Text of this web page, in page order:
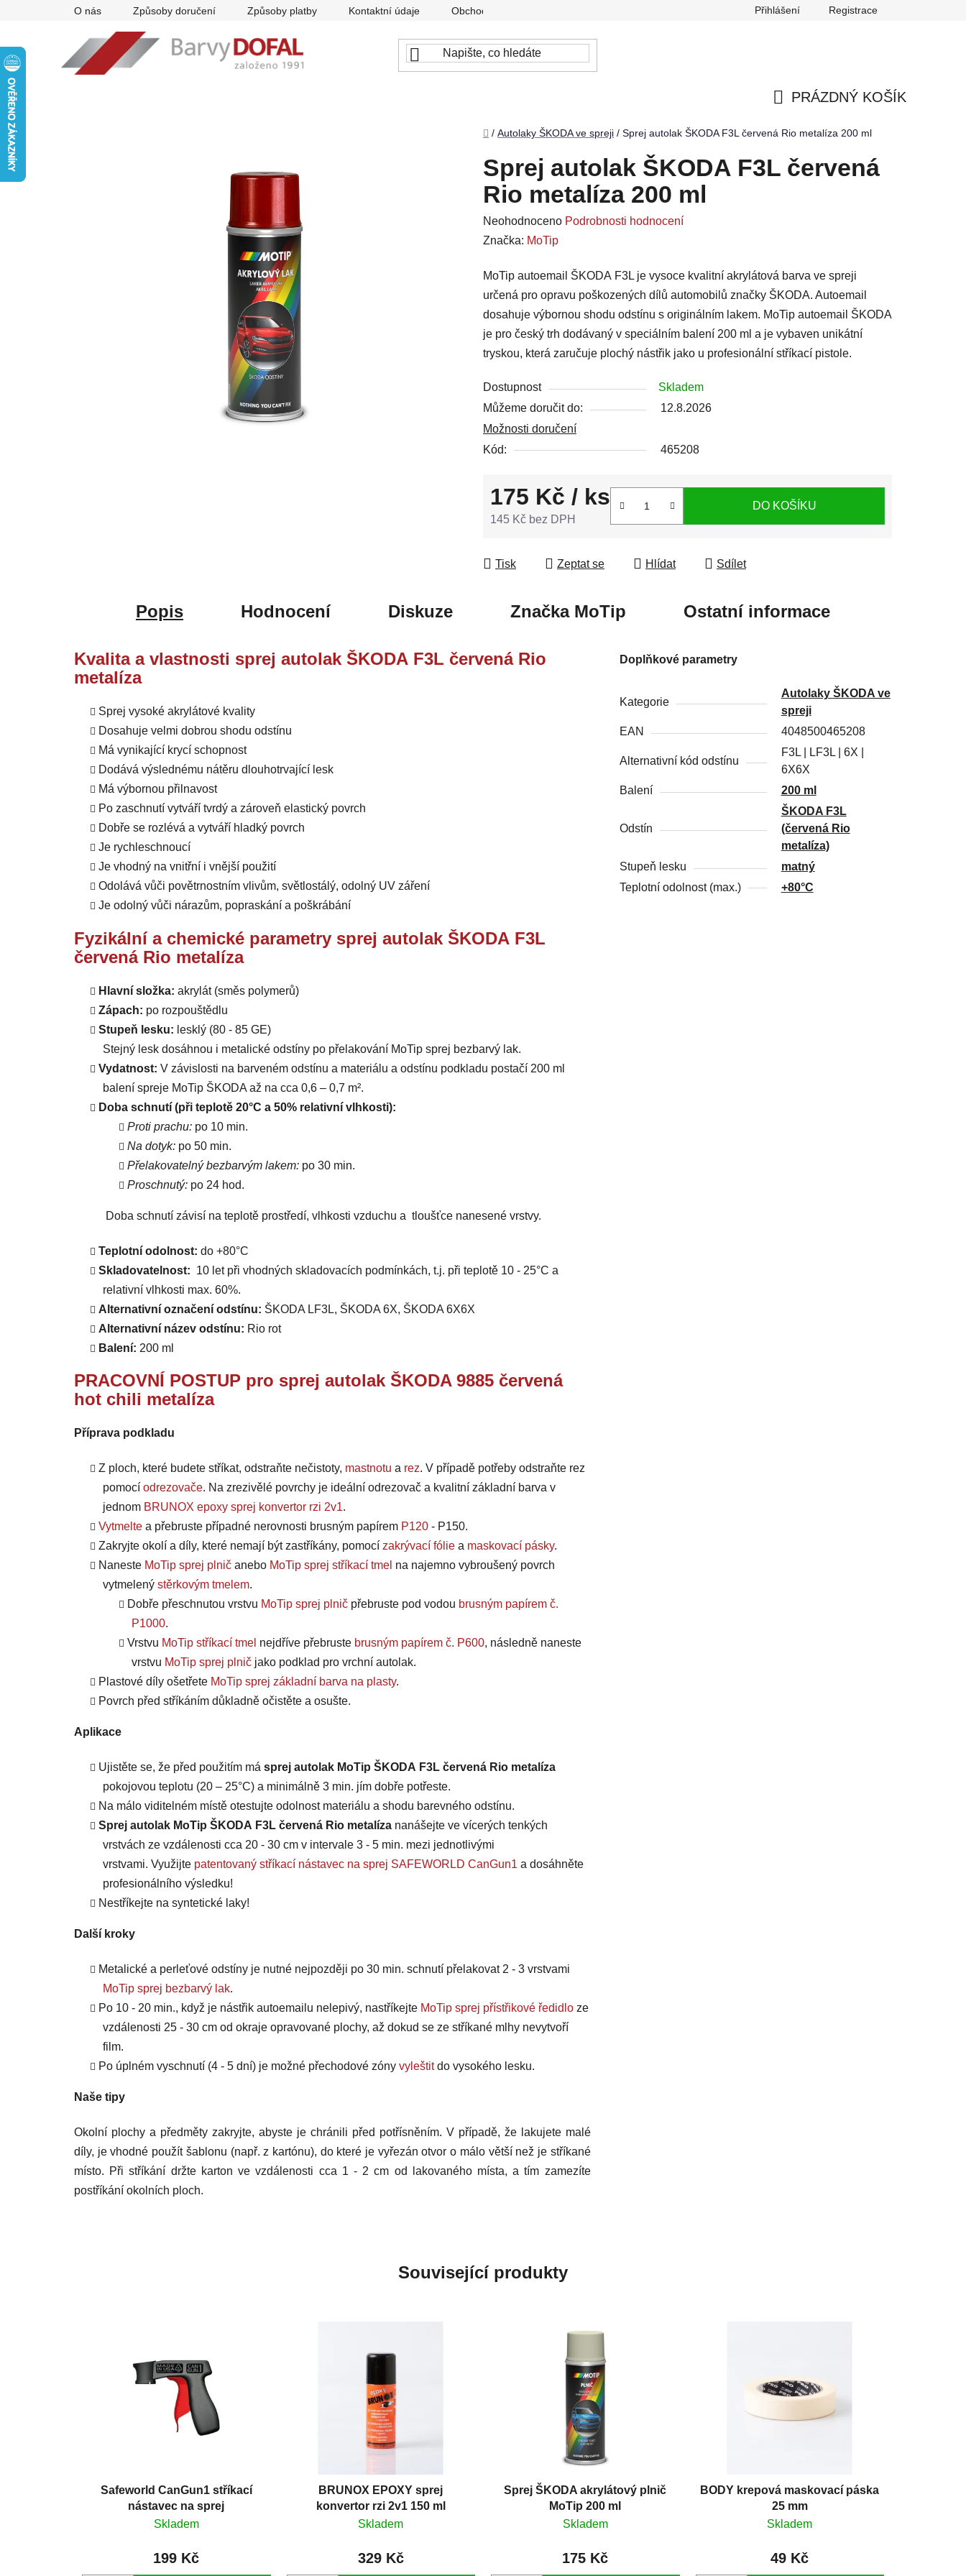
O nás Způsoby doručení Způsoby platby Kontaktní údaje Obchodní podmínky Reklamace Odstoupení od smlouvy
Přihlášení Registrace
PRÁZDNÝ KOŠÍK
Domů
/ Autolaky ŠKODA ve spreji / Sprej autolak ŠKODA F3L červená Rio metalíza 200 ml
Sprej autolak ŠKODA F3L červená
Rio metalíza 200 ml
Průměrné
hodnocení
je
0,0
z
5
hvězdiček.
Neohodnoceno Podrobnosti hodnocení
Značka: MoTip
MoTip autoemail ŠKODA F3L je vysoce kvalitní akrylátová barva ve spreji
určená pro opravu poškozených dílů automobilů značky ŠKODA. Autoemail
dosahuje výbornou shodu odstínu s originálním lakem. MoTip autoemail ŠKODA
je pro český trh dodávaný v speciálním balení 200 ml a je vybaven unikátní
tryskou, která zaručuje plochý nástřik jako u profesionální stříkací pistole.
Dostupnost
Skladem
Můžeme doručit do:
12.8.2026
Možnosti doručení
Kód:
465208
175 Kč / ks
145 Kč bez DPH
DO KOŠÍKU
Tisk Zeptat se Hlídat Sdílet
Popis Hodnocení Diskuze ZnačkaMoTip Ostatní informace
Kvalita a vlastnosti sprej autolak ŠKODA F3L červená Rio
metalíza
Sprej vysoké akrylátové kvality
Dosahuje velmi dobrou shodu odstínu
Má vynikající krycí schopnost
Dodává výslednému nátěru dlouhotrvající lesk
Má výbornou přilnavost
Po zaschnutí vytváří tvrdý a zároveň elastický povrch
Dobře se rozlévá a vytváří hladký povrch
Je rychleschnoucí
Je vhodný na vnitřní i vnější použití
Odolává vůči povětrnostním vlivům, světlostálý, odolný UV záření
Je odolný vůči nárazům, popraskání a poškrábání
Fyzikální a chemické parametry sprej autolak ŠKODA F3L
červená Rio metalíza
Hlavní složka: akrylát (směs polymerů)
Zápach: po rozpouštědlu
Stupeň lesku: lesklý (80 - 85 GE)
Stejný lesk dosáhnou i metalické odstíny po přelakování MoTip sprej bezbarvý lak.
Vydatnost: V závislosti na barveném odstínu a materiálu a odstínu podkladu postačí 200 ml
balení spreje MoTip ŠKODA až na cca 0,6 – 0,7 m².
Doba schnutí (při teplotě 20°C a 50% relativní vlhkosti):
Proti prachu: po 10 min.
Na dotyk: po 50 min.
Přelakovatelný bezbarvým lakem: po 30 min.
Proschnutý: po 24 hod.
Doba schnutí závisí na teplotě prostředí, vlhkosti vzduchu a tloušťce nanesené vrstvy.
Teplotní odolnost: do +80°C
Skladovatelnost: 10 let při vhodných skladovacích podmínkách, t.j. při teplotě 10 - 25°C a
relativní vlhkosti max. 60%.
Alternativní označení odstínu: ŠKODA LF3L, ŠKODA 6X, ŠKODA 6X6X
Alternativní název odstínu: Rio rot
Balení: 200 ml
PRACOVNÍ POSTUP pro sprej autolak ŠKODA 9885 červená
hot chili metalíza
Příprava podkladu
Z ploch, které budete stříkat, odstraňte nečistoty, mastnotu a rez. V případě potřeby odstraňte rez
pomocí odrezovače. Na zrezivělé povrchy je ideální odrezovač a kvalitní základní barva v
jednom BRUNOX epoxy sprej konvertor rzi 2v1.
Vytmelte a přebruste případné nerovnosti brusným papírem P120 - P150.
Zakryjte okolí a díly, které nemají být zastříkány, pomocí zakrývací fólie a maskovací pásky.
Naneste MoTip sprej plnič anebo MoTip sprej stříkací tmel na najemno vybroušený povrch
vytmelený stěrkovým tmelem.
Dobře přeschnutou vrstvu MoTip sprej plnič přebruste pod vodou brusným papírem č.
P1000.
Vrstvu MoTip stříkací tmel nejdříve přebruste brusným papírem č. P600, následně naneste
vrstvu MoTip sprej plnič jako pod klad pro vrchní autolak.
Plastové díly ošetřete MoTip sprej základní barva na plasty.
Povrch před stříkáním důkladně očistěte a osušte.
Aplikace
Ujistěte se, že před použitím má sprej autolak MoTip ŠKODA F3L červená Rio metalíza
pokojovou teplotu (20 – 25°C) a minimálně 3 min. jím dobře potřeste.
Na málo viditelném místě otestujte odolnost materiálu a shodu barevného odstínu.
Sprej autolak MoTip ŠKODA F3L červená Rio metalíza nanášejte ve vícerých tenkých
vrstvách ze vzdálenosti cca 20 - 30 cm v intervale 3 - 5 min. mezi jednotlivými
vrstvami. Využijte patentovaný stříkací nástavec na sprej SAFEWORLD CanGun1 a dosáhněte
profesionálního výsledku!
Nestříkejte na syntetické laky!
Další kroky
Metalické a perleťové odstíny je nutné nejpozději po 30 min. schnutí přelakovat 2 - 3 vrstvami
MoTip sprej bezbarvý lak.
Po 10 - 20 min., když je nástřik autoemailu nelepivý, nastříkejte MoTip sprej přístřikové ředidlo ze
vzdálenosti 25 - 30 cm od okraje opravované plochy, až dokud se ze stříkané mlhy nevytvoří
film.
Po úplném vyschnutí (4 - 5 dní) je možné přechodové zóny vyleštitdo vysokého lesku.
Naše tipy
Okolní plochy a předměty zakryjte, abyste je chránili před potřísněním. V případě, že lakujete malé
díly, je vhodné použít šablonu (např. z kartónu), do které je vyřezán otvor o málo větší než je stříkané
místo. Při stříkání držte karton ve vzdálenosti cca 1 - 2 cm od lakovaného místa, a tím zamezíte
postříkání okolních ploch.
Doplňkové parametry
Kategorie
Autolaky ŠKODA ve
spreji
EAN
4048500465208
Alternativní kód odstínu
F3L | LF3L | 6X |
6X6X
Balení
200 ml
Odstín
ŠKODA F3L
(červená Rio
metalíza)
Stupeň lesku
matný
Teplotní odolnost (max.)
+80°C
Související produkty
Safeworld CanGun1 stříkací
nástavec na sprej
Skladem
199 Kč
BRUNOX EPOXY sprej
konvertor rzi 2v1 150 ml
Skladem
329 Kč
Sprej ŠKODA akrylátový plnič
MoTip 200 ml
Skladem
175 Kč
BODY krepová maskovací páska
25 mm
Skladem
49 Kč